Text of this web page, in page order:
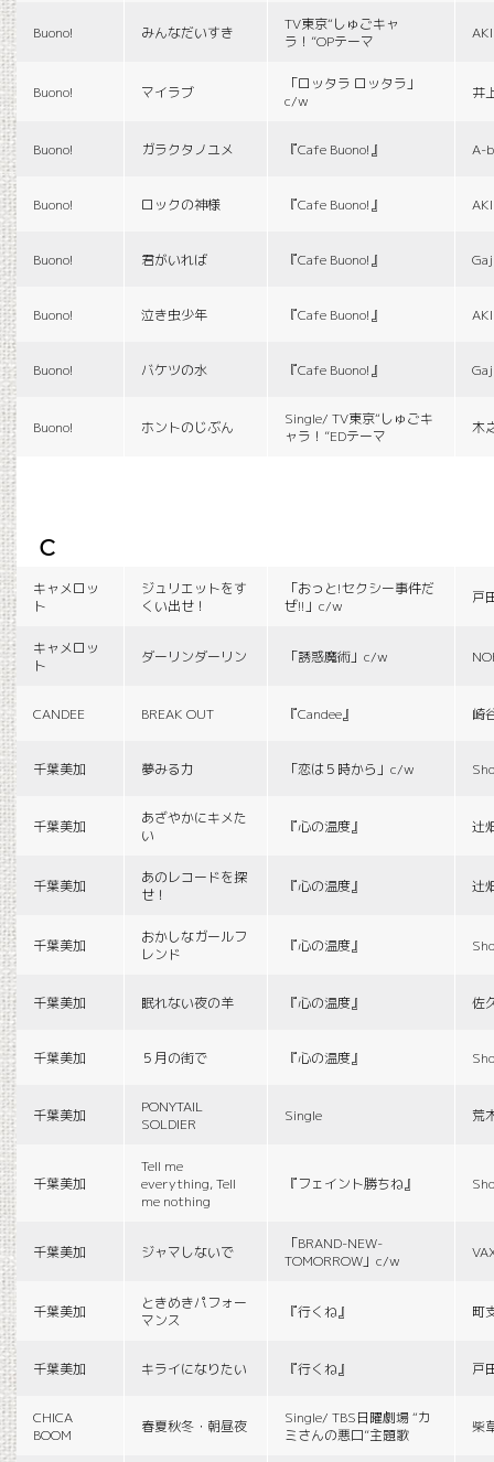
Buono! みんなだいすき
TV東京“しゅごキャ
ラ！”OPテーマ
Buono! マイラブ
「ロッタラ ロッタラ」
c/w
井
Buono! ガラクタノユメ 『Cafe Buono!』 A-
Buono! ロックの神様 『Cafe Buono!』
Buono! 君がいれば 『Cafe Buono!』
Buono! 泣き虫少年 『Cafe Buono!』
Buono! バケツの水 『Cafe Buono!』
Buono! ホントのじぶん
Single/ TV東京“しゅごキ
ャラ！”EDテーマ
木
c
キャメロッ
ト
ジュリエットをす
くい出せ！
「おっと!セクシー事件だ
ぜ!!」c/w
戸
キャメロッ
ト
ダーリンダーリン 「誘惑魔術」c/w
CANDEE BREAK OUT 『Candee』 崎
千葉美加 夢みる力 「恋は５時から」c/w
千葉美加
あざやかにキメた
い
『心の温度』 辻
千葉美加
あのレコードを探
せ！
『心の温度』 辻
千葉美加
おかしなガールフ
レンド
『心の温度』
千葉美加 眠れない夜の羊 『心の温度』 佐
千葉美加 ５月の街で 『心の温度』
千葉美加
PONYTAIL
SOLDIER
Single 荒
千葉美加
Tell me
everything, Tell
me nothing
『フェイント勝ちね』
千葉美加 ジャマしないで
「BRAND-NEW-
TOMORROW」c/w
千葉美加
ときめきパフォー
マンス
『行くね』 町
千葉美加 キライになりたい 『行くね』 戸
CHICA
BOOM
春夏秋冬・朝昼夜
Single/ TBS日曜劇場 “カ
ミさんの悪口”主題歌
柴